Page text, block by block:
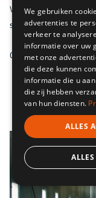
Volgende maand laten
samenkomen in onze
Ons verhaal gaat
Klik op een
We gebruiken
advertenties te
verkeer te
informatie over uw
met onze
die deze kunnen
informatie die u
die zij hebben
van hun diensten.
ALLES